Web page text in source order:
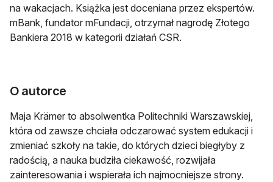
na wakacjach. Książka jest doceniana przez ekspertów.
mBank, fundator mFundacji, otrzymał nagrodę Złotego
Bankiera 2018 w kategorii działań CSR.
O autorce
Maja Krämer to absolwentka Politechniki Warszawskiej,
która od zawsze chciała odczarować system edukacji i
zmieniać szkoły na takie, do których dzieci biegłyby z
radością, a nauka budziła ciekawość, rozwijała
zainteresowania i wspierała ich najmocniejsze strony.